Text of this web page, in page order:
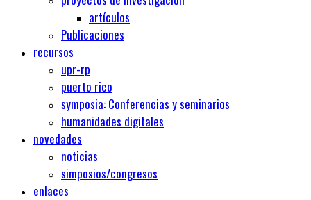
artículos
Publicaciones
recursos
upr-rp
puerto rico
symposia: Conferencias y seminarios
humanidades digitales
novedades
noticias
simposios/congresos
enlaces